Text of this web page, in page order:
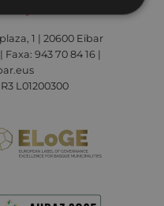
1 | 20600 Eibar
Faxa: 943 70 84 16 |
L01200300